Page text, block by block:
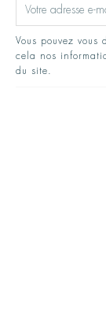
Vous pouvez vous
cela nos
du site.